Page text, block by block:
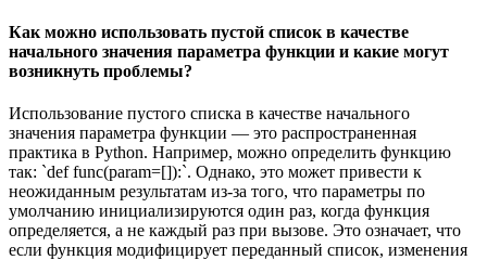
Как можно использовать пустой список в качестве
начального значения параметра функции и какие могут
возникнуть проблемы?
Использование пустого списка в качестве начального
значения параметра функции — это распространенная
практика в Python. Например, можно определить функцию
так: `def func(param=[]):`. Однако, это может привести к
неожиданным результатам из-за того, что параметры по
умолчанию инициализируются один раз, когда функция
определяется, а не каждый раз при вызове. Это означает, что
если функция модифицирует переданный список, изменения